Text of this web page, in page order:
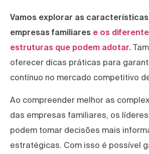
Vamos explorar as
empresas familiares e os
estruturas que podem adotar.
oferecer dicas práticas para
contínuo no mercado competitivo
Ao compreender melhor as
das empresas familiares, os
podem tomar decisões mais
estratégicas. Com isso é possível